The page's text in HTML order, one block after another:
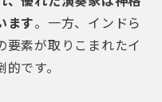
ます。一方、インドら
要素が取りこまれたイ
です。